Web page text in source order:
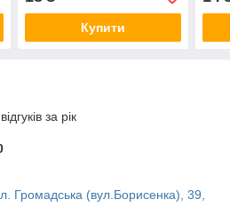
Купити
за рік
Громадська (вул.Борисенка), 39,